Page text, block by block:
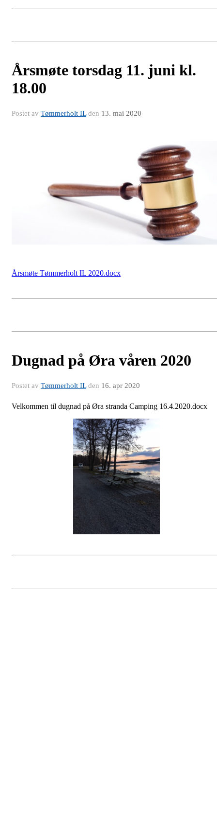
Årsmøte torsdag 11. juni kl.
18.00
Postet av Tømmerholt ILden 13. mai 2020
Årsmøte Tømmerholt IL 2020.docx
Dugnad på Øra våren 2020
Postet av Tømmerholt ILden 16. apr 2020
Velkommen til dugnad på Øra stranda Camping 16.4.2020.docx